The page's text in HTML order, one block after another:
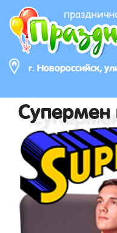
г. Новороссийск,